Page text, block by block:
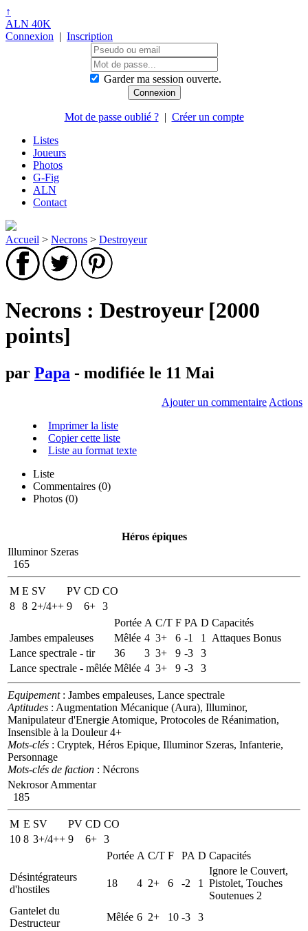
↑
ALN 40K
Connexion | Inscription
Garder ma session ouverte.
Mot de passe oublié ?| Créer un compte
Listes
Joueurs
Photos
G-Fig
ALN
Contact
Accueil > Necrons > Destroyeur
Necrons : Destroyeur [2000
points]
par Papa - modifiée le 11 Mai
Ajouter un commentaire Actions
Imprimer la liste
Copier cette liste
Liste au format texte
Liste
Commentaires (0)
Photos (0)
Héros épiques
Illuminor Szeras
165
M E SV PV CD CO
8 8 2+/4++ 9 6+ 3
Portée A C/T F PA D Capacités
Jambes empaleuses
Mêlée 4 3+ 6 -1 1
Attaques Bonus
Lance spectrale - tir
36 3 3+ 9 -3
3
Lance spectrale - mêlée Mêlée 4 3+ 9 -3 3
Equipement: Jambes empaleuses, Lance spectrale
Aptitudes : Augmentation Mécanique (Aura), Illuminor,
Manipulateur d'Energie Atomique, Protocoles de Réanimation,
Insensible à la Douleur 4+
Mots-clés : Cryptek, Héros Epique, Illuminor Szeras, Infanterie,
Personnage
Mots-clés de faction : Nécrons
Nekrosor Ammentar
185
M E SV PV CD CO
10 8 3+/4++ 9 6+ 3
Portée A C/T F PA D Capacités
Désintégrateurs
d'hostiles
18 4 2+ 6 -2 1
Ignore le Couvert,
Pistolet, Touches
Soutenues 2
Gantelet du
Destructeur
Mêlée 6 2+ 10 -3
3